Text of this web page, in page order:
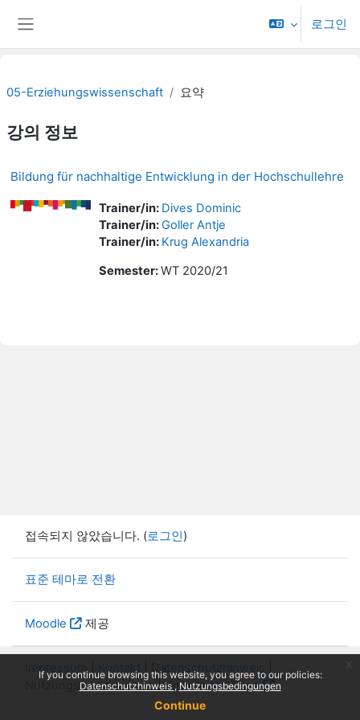
If you continue browsing this website, you agree to our policies:
Datenschutzhinweis
Nutzungsbedingungen
Continue
로그인
05-Erziehungswissenschaft 요약
강의 정보
Bildung für nachhaltige Entwicklung in der Hochschullehre
Trainer/in: Dives Dominic
Trainer/in:Goller Antje
Trainer/in: Krug Alexandria
Semester:WT 2020/21
접속되지 않았습니다. (로그인)
표준 테마로 전환
Moodle 제공
Impressum Kontakt Datenschutzhinweis
Nutzungsbedingungen|Knowledge Base